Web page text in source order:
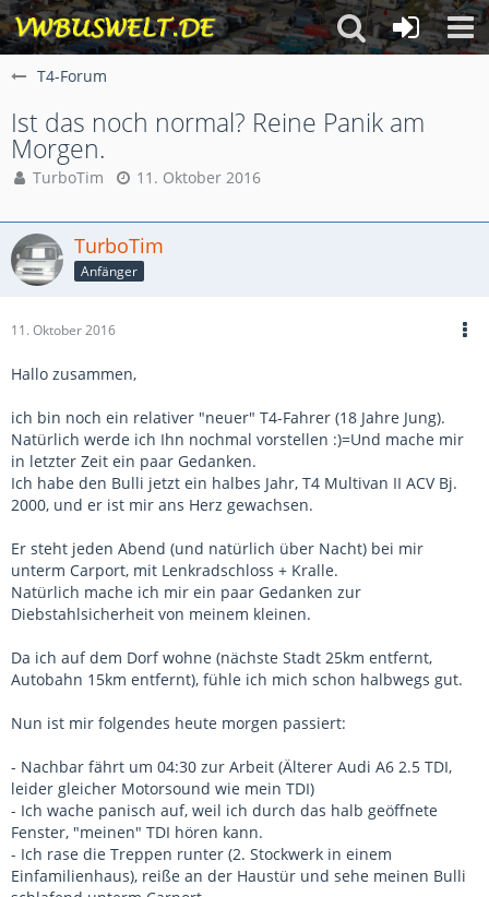
T4-Forum
Ist das noch normal? Reine Panik am
Morgen.
TurboTim 11. Oktober 2016
TurboTim
Anfänger
11. Oktober 2016
Hallo zusammen,
ich bin noch ein relativer "neuer" T4-Fahrer (18 Jahre Jung).
Natürlich werde ich Ihn nochmal vorstellen :)=Und mache mir
in letzter Zeit ein paar Gedanken.
Ich habe den Bulli jetzt ein halbes Jahr, T4 Multivan II ACV Bj.
2000, und er ist mir ans Herz gewachsen.
Er steht jeden Abend (und natürlich über Nacht) bei mir
unterm Carport, mit Lenkradschloss + Kralle.
Natürlich mache ich mir ein paar Gedanken zur
Diebstahlsicherheit von meinem kleinen.
Da ich auf dem Dorf wohne (nächste Stadt 25km entfernt,
Autobahn 15km entfernt), fühle ich mich schon halbwegs gut.
Nun ist mir folgendes heute morgen passiert:
- Nachbar fährt um 04:30 zur Arbeit (Älterer Audi A6 2.5 TDI,
leider gleicher Motorsound wie mein TDI)
- Ich wache panisch auf, weil ich durch das halb geöffnete
Fenster, "meinen" TDI hören kann.
- Ich rase die Treppen runter (2. Stockwerk in einem
Einfamilienhaus), reiße an der Haustür und sehe meinen Bulli